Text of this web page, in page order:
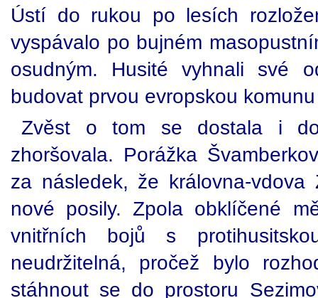
Ústí do rukou po lesích
vyspávalo po bujném
osudným. Husité vyhnali své
budovat prvou evropskou
Zvěst o tom se dostala i
zhoršovala. Porážka
za následek, že královna-
nové posily. Zpola obklíčené
vnitřních bojů s
neudržitelná, pročež bylo
stáhnout se do prostoru